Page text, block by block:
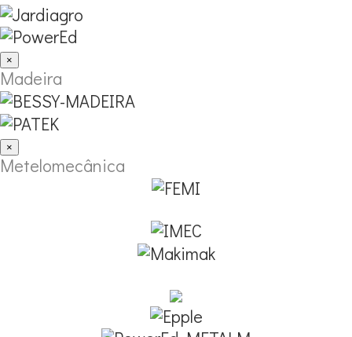
×
Madeira
×
Metelomecânica